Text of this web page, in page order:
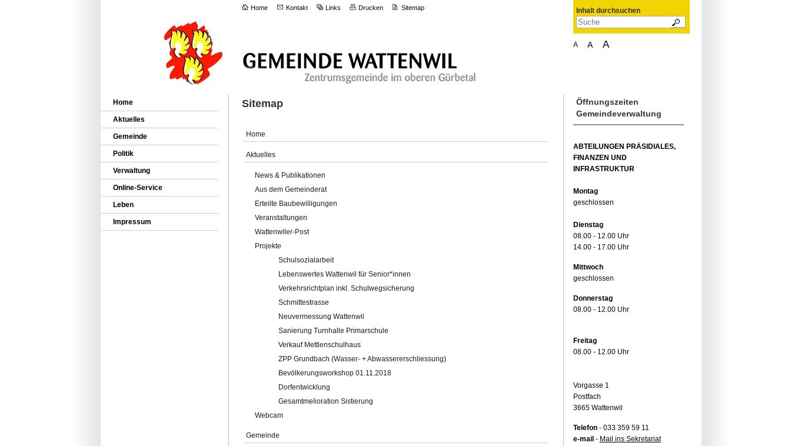
Home Kontakt Links Drucken Sitemap Inhalt durchsuchen
A A A
Home
Aktuelles
Gemeinde
Politik
Verwaltung
Online-Service
Leben
Impressum
Sitemap
Home
Aktuelles
News & Publikationen
Aus dem Gemeinderat
Erteilte Baubewilligungen
Veranstaltungen
Wattenwiler-Post
Projekte
Schulsozialarbeit
Lebenswertes Wattenwil für Senior*innen
Verkehrsrichtplan inkl. Schulwegsicherung
Schmittestrasse
Neuvermessung Wattenwil
Sanierung Turnhalle Primarschule
Verkauf Mettlenschulhaus
ZPP Grundbach (Wasser- + Abwassererschliessung)
Bevölkerungsworkshop 01.11.2018
Dorfentwicklung
Gesamtmelioration Sistierung
Webcam
Gemeinde
Öffnungszeiten
Gemeindeverwaltung
ABTEILUNGEN PRÄSIDIALES,
FINANZEN UND
INFRASTRUKTUR
Montag
geschlossen
Dienstag
08.00 - 12.00 Uhr
14.00 - 17.00 Uhr
Mittwoch
geschlossen
Donnerstag
08.00 - 12.00 Uhr
Freitag
08.00 - 12.00 Uhr
Vorgasse 1
Postfach
3665 Wattenwil
Telefon- 033 359 59 11
e-mail - Mail ins Sekretariat